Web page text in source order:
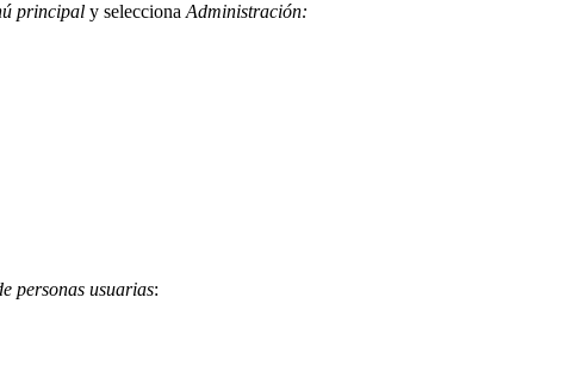
principal y seleccionaAdministración:
personas usuarias: